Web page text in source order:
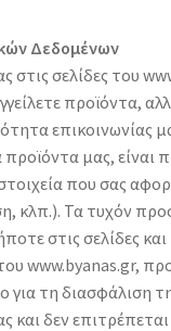
Δεδομένων
στις σελίδες του
προϊόντα,
επικοινωνίας
μας, είναι
που σας
κλπ.). Τα τυχόν
στις σελίδες και
www.byanas.gr,
για τη διασφάλιση
και δεν